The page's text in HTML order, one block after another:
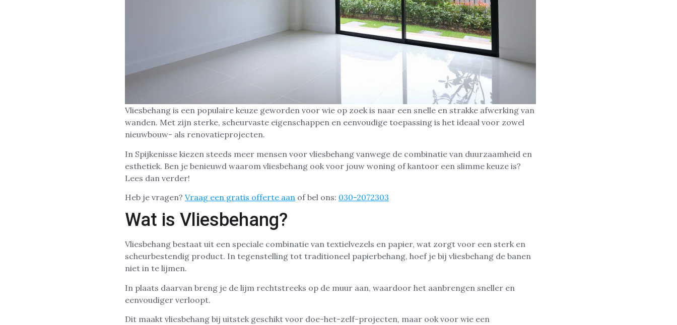
Vliesbehang is een populaire keuze geworden voor wie op zoek is naar een snelle en strakke afwerking van
wanden. Met zijn sterke, scheurvaste eigenschappen en eenvoudige toepassing is het ideaal voor zowel
nieuwbouw- als renovatieprojecten.
In Spijkenisse kiezen steeds meer mensen voor vliesbehang vanwege de combinatie van duurzaamheid en
esthetiek. Ben je benieuwd waarom vliesbehang ook voor jouw woning of kantoor een slimme keuze is?
Lees dan verder!
Heb je vragen? Vraag een gratis offerte aan of bel ons: 030-2072303
Wat is Vliesbehang?
Vliesbehang bestaat uit een speciale combinatie van textielvezels en papier, wat zorgt voor een sterk en
scheurbestendig product. In tegenstelling tot traditioneel papierbehang, hoef je bij vliesbehang de banen
niet in te lijmen.
In plaats daarvan breng je de lijm rechtstreeks op de muur aan, waardoor het aanbrengen sneller en
eenvoudiger verloopt.
Dit maakt vliesbehang bij uitstek geschikt voor doe-het-zelf-projecten, maar ook voor wie een